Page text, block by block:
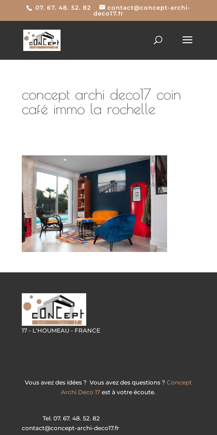
07. 67. 48. 52. 82
contact@concept-archi-
deco17.fr
concept archi deco17 coin
café immo la rochelle
17 - L'HOUMEAU - FRANCE
Vous avez des idées ? Vous avez des questions ?Concept
Archi Deco 17 est à votre écoute.
Tel. 07. 67. 48. 52. 82
contact@concept-archi-deco17.fr